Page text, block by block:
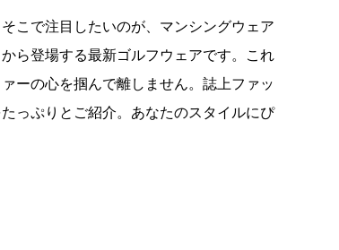
こで注目したいのが、マンシングウェア
ら登場する最新ゴルフウェアです。これ
ーの心を掴んで離しません。誌上ファッ
っぷりとご紹介。あなたのスタイルにぴ